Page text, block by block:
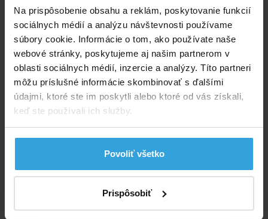
Na prispôsobenie obsahu a reklám, poskytovanie funkcií
sociálnych médií a analýzu návštevnosti používame
súbory cookie. Informácie o tom, ako používate naše
webové stránky, poskytujeme aj našim partnerom v
oblasti sociálnych médií, inzercie a analýzy. Títo partneri
môžu príslušné informácie skombinovať s ďalšími
údajmi, ktoré ste im poskytli alebo ktoré od vás získali,
keď ste používali ich služby.
Povoliť všetko
Prispôsobiť
Značka: INTEX
Dostupnost:
Spýtajte sa predavača
Podrobný popis
Podrobný popis
Kruh s priemerom 76cm je vhodný pre deti od 8 rokov.
Maximálna nosnosť kruhu je 40kg.
assort = dostupnosť jednotlivých
druhov je závislá na aktuálnej dodávke tovaru od